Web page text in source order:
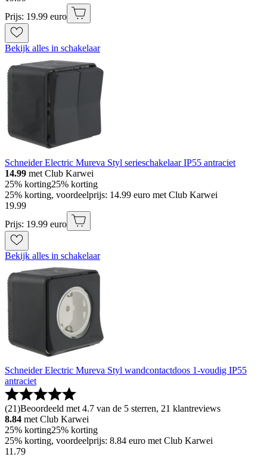
Prijs: 19.99 euro
Bekijk alles in schakelaar
Schneider Electric Mureva Styl serieschakelaar IP55 antraciet
14.99 met Club Karwei
25% korting25% korting
25% korting, voordeelprijs: 14.99 euro met Club Karwei
19.99
Prijs: 19.99 euro
Bekijk alles in schakelaar
Schneider Electric Mureva Styl wandcontactdoos 1-voudig IP55
antraciet
(21)Beoordeeld met 4.7 van de 5 sterren, 21 klantreviews
8.84 met Club Karwei
25% korting25% korting
25% korting, voordeelprijs: 8.84 euro met Club Karwei
11 .79